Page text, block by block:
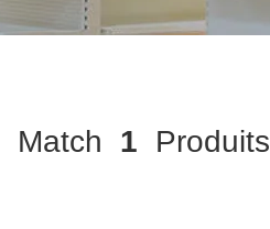
Match 1 Produits